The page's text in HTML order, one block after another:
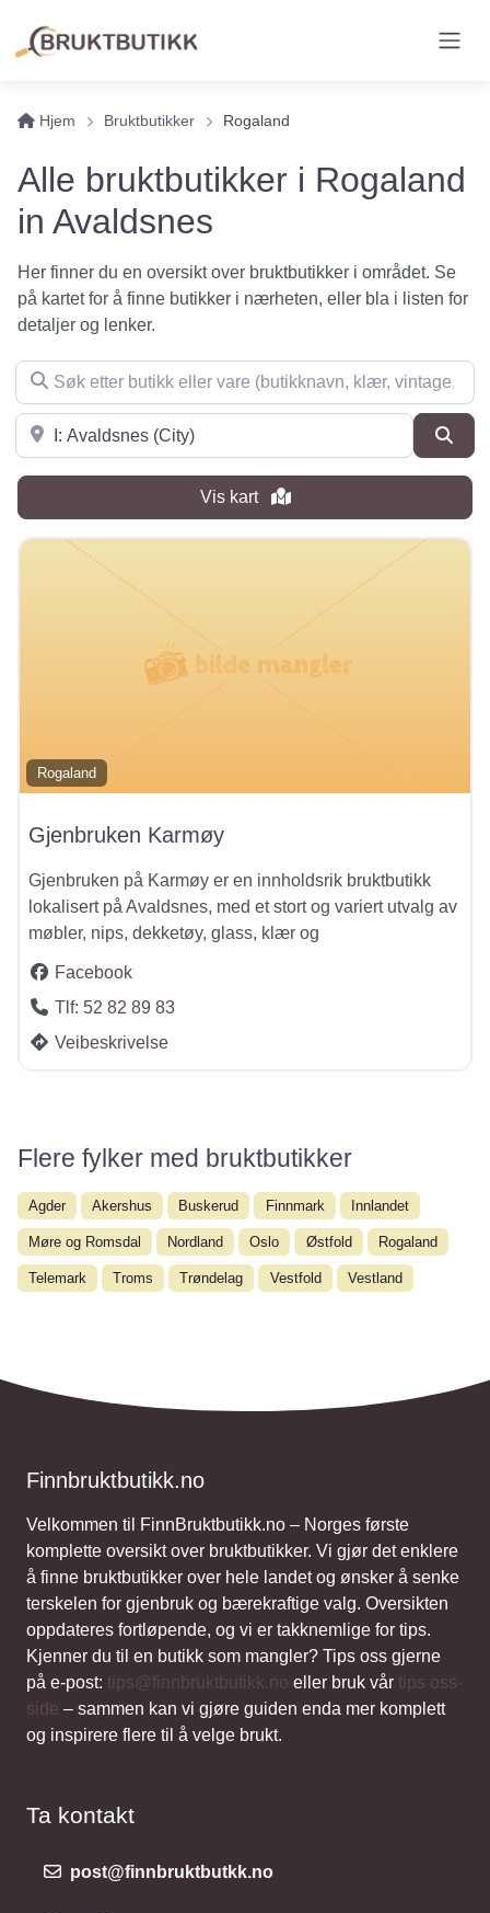
Hjem Bruktbutikker Rogaland
Alle bruktbutikker i Rogaland
in Avaldsnes
Her finner du en oversikt over bruktbutikker i området. Se
på kartet for å finne butikker i nærheten, eller bla i listen for
detaljer og lenker.
Søk etter butikk eller vare (butikknavn, klær, vintage, møbler
Søk i nærheten
Vis kart
Rogaland
Gjenbruken Karmøy
Gjenbruken på Karmøy er en innholdsrik bruktbutikk
lokalisert på Avaldsnes, med et stort og variert utvalg av
møbler, nips, dekketøy, glass, klær og
Facebook
Tlf: 52 82 89 83
Veibeskrivelse
Flere fylker med bruktbutikker
Agder Akershus Buskerud Finnmark Innlandet
Møre og Romsdal Nordland Oslo Østfold Rogaland
Telemark Troms Trøndelag Vestfold Vestland
Finnbruktbutikk.no
Velkommen til FinnBruktbutikk.no – Norges første
komplette oversikt over bruktbutikker. Vi gjør det enklere
å finne bruktbutikker over hele landet og ønsker å senke
terskelen for gjenbruk og bærekraftige valg. Oversikten
oppdateres fortløpende, og vi er takknemlige for tips.
Kjenner du til en butikk som mangler? Tips oss gjerne
på e-post: tips@finnbruktbutikk.no eller bruk vår tips oss-
side – sammen kan vi gjøre guiden enda mer komplett
og inspirere flere til å velge brukt.
Ta kontakt
post@finnbruktbutkk.no